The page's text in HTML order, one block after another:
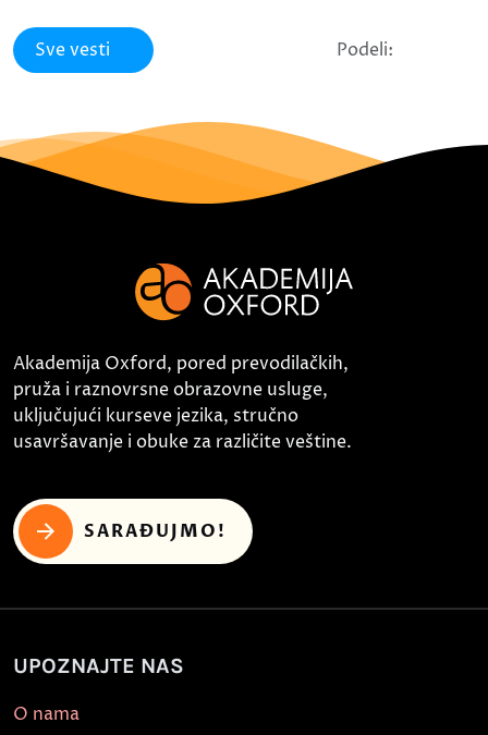
Sve vesti Podeli:
Akademija Oxford, pored prevodilačkih,
pruža i raznovrsne obrazovne usluge,
uključujući kurseve jezika, stručno
usavršavanje i obuke za različite veštine.
SARAĐUJMO!
UPOZNAJTE NAS
O nama